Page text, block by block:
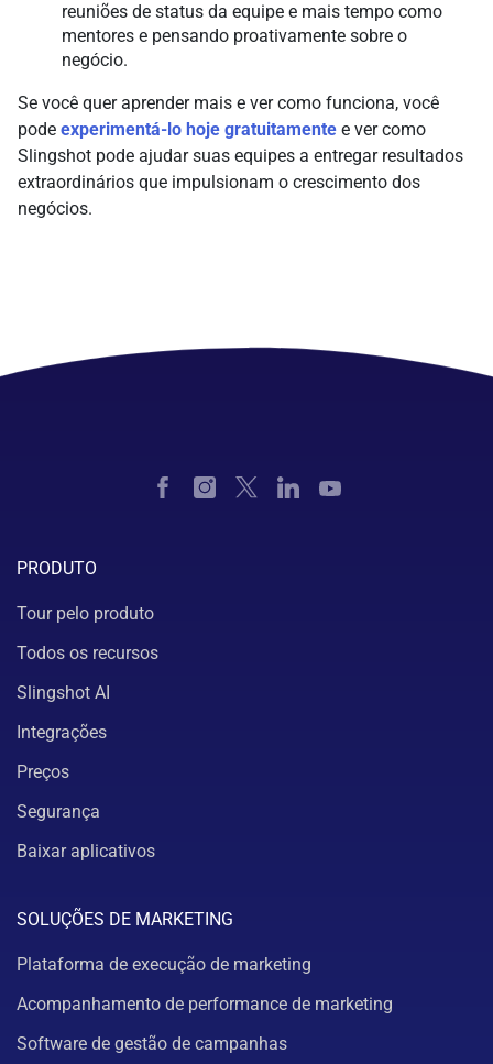
reuniões de status da equipe e mais tempo como
mentores e pensando proativamente sobre o
negócio.
Se você quer aprender mais e ver como funciona, você
pode experimentá-lo hoje gratuitamente e ver como
Slingshot pode ajudar suas equipes a entregar resultados
extraordinários que impulsionam o crescimento dos
negócios.
PRODUTO
Tour pelo produto
Todos os recursos
Slingshot AI
Integrações
Preços
Segurança
Baixar aplicativos
SOLUÇÕES DE MARKETING
Plataforma de execução de marketing
Acompanhamento de performance de marketing
Software de gestão de campanhas